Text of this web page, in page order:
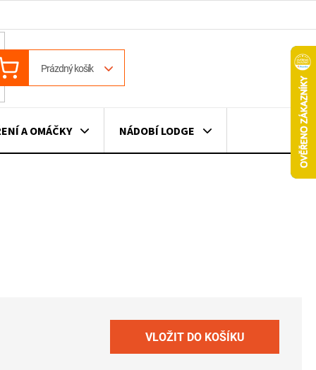
Prázdný košík
A OMÁČKY NÁDOBÍ LODGE